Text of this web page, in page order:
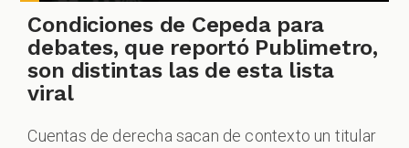
Condiciones de Cepeda para
debates, que reportó Publimetro,
son distintas las de esta lista
viral
Cuentas de derecha sacan de contexto un titular